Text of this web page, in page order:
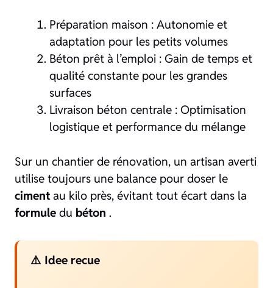
Préparation maison : Autonomie et
adaptation pour les petits volumes
Béton prêt à l’emploi : Gain de temps et
qualité constante pour les grandes
surfaces
Livraison béton centrale : Optimisation
logistique et performance du mélange
Sur un chantier de rénovation, un artisan averti
utilise toujours une balance pour doser le
ciment au kilo près, évitant tout écart dans la
formule du béton .
⚠️ Idee recue